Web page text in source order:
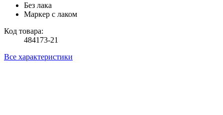
Без лака
Маркер с лаком
Код товара:
484173-21
Все характеристики